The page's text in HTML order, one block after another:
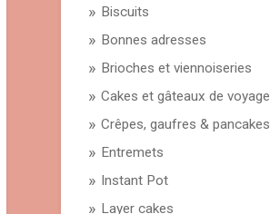
Biscuits
Bonnes adresses
Brioches et viennoiseries
Cakes et gâteaux de voyage
Crêpes, gaufres & pancakes
Entremets
Instant Pot
Layer cakes